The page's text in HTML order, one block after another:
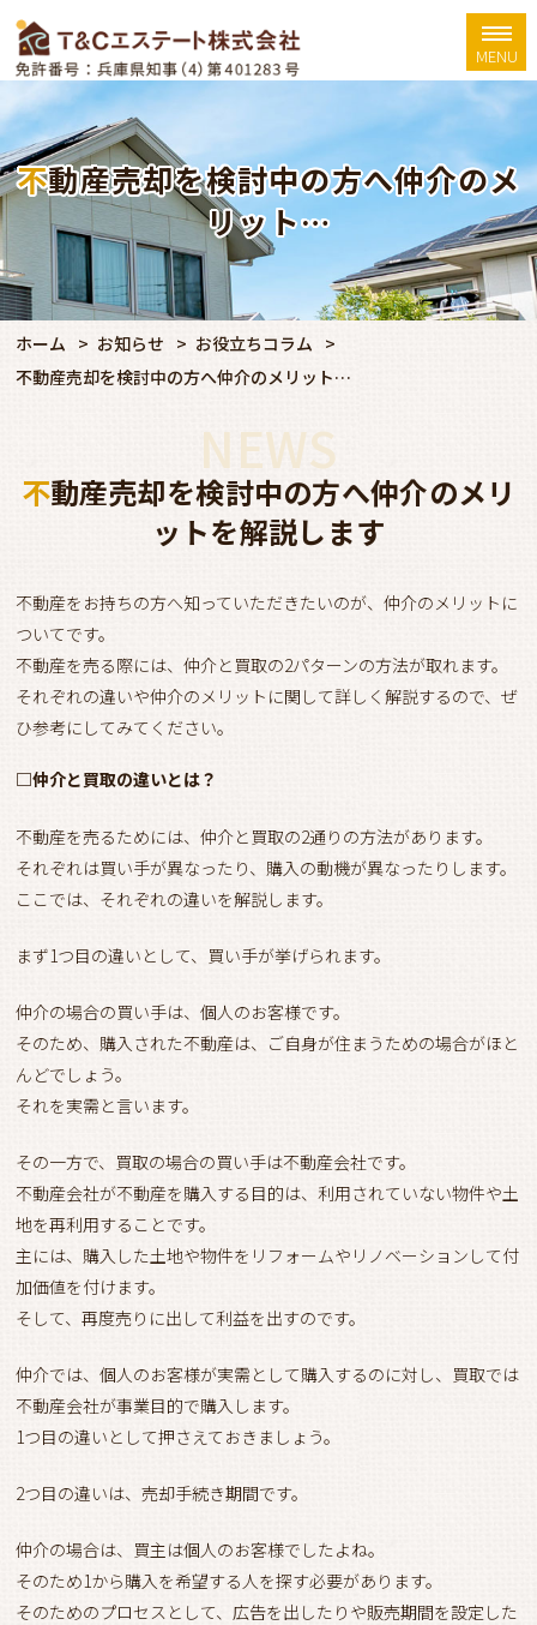
MENU
不動産売却を検討中の方へ仲介のメ
リット…
ホーム お知らせ
お役立ちコラム
不動産売却を検討中の方へ仲介のメリット…
NEWS
不動産売却を検討中の方へ仲介のメリ
ットを解説します
不動産をお持ちの方へ知っていただきたいのが、仲介のメリットに
ついてです。
不動産を売る際には、仲介と買取の2パターンの方法が取れます。
それぞれの違いや仲介のメリットに関して詳しく解説するので、ぜ
ひ参考にしてみてください。
□仲介と買取の違いとは？
不動産を売るためには、仲介と買取の2通りの方法があります。
それぞれは買い手が異なったり、購入の動機が異なったりします。
ここでは、それぞれの違いを解説します。
まず1つ目の違いとして、買い手が挙げられます。
仲介の場合の買い手は、個人のお客様です。
そのため、購入された不動産は、ご自身が住まうための場合がほと
んどでしょう。
それを実需と言います。
その一方で、買取の場合の買い手は不動産会社です。
不動産会社が不動産を購入する目的は、利用されていない物件や土
地を再利用することです。
主には、購入した土地や物件をリフォームやリノベーションして付
加価値を付けます。
そして、再度売りに出して利益を出すのです。
仲介では、個人のお客様が実需として購入するのに対し、買取では
不動産会社が事業目的で購入します。
1つ目の違いとして押さえておきましょう。
2つ目の違いは、売却手続き期間です。
仲介の場合は、買主は個人のお客様でしたよね。
そのため1から購入を希望する人を探す必要があります。
そのためのプロセスとして、広告を出したりや販売期間を設定した